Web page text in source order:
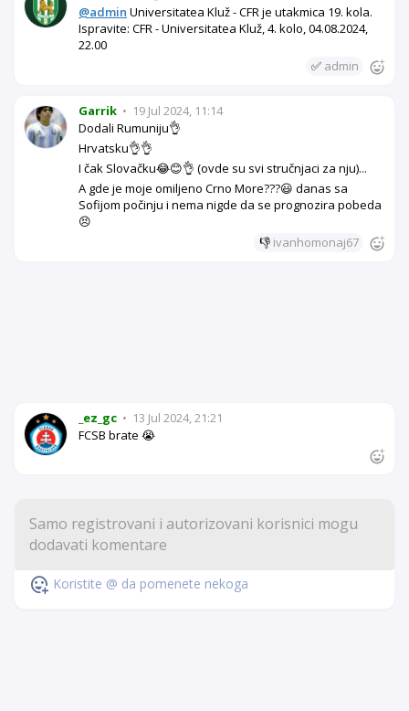
@admin Universitatea Kluž - CFR je utakmica 19. kola.
Ispravite: CFR - Universitatea Kluž, 4. kolo, 04.08.2024,
22.00
✅ admin
Garrik • 19 Jul 2024, 11:14
Dodali Rumuniju👌
Hrvatsku👌👌
I čak Slovačku😂😊👌 (ovde su svi stručnjaci za nju)...
A gde je moje omiljeno Crno More???😃 danas sa
Sofijom počinju i nema nigde da se prognozira pobeda
😣
👎 ivanhomonaj67
_ez_gc • 13 Jul 2024, 21:21
FCSB brate 😭
Koristite @ da pomenete nekoga